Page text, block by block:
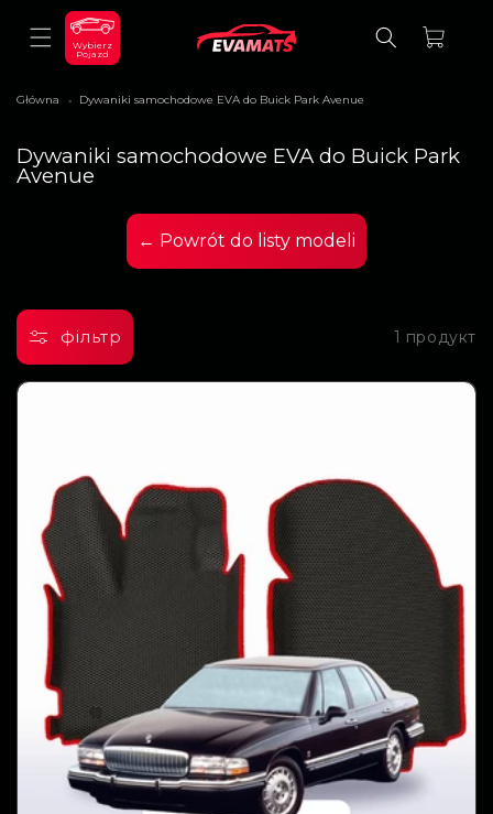
ВМІСТУ
Wybierz
Pojazd
Кошик
Główna > Dywaniki samochodowe EVA do Buick Park Avenue
К
о
:
Dywaniki samochodowe EVA do Buick Park
Avenue
← Powrót do listy modeli
фільтр 1 продукт